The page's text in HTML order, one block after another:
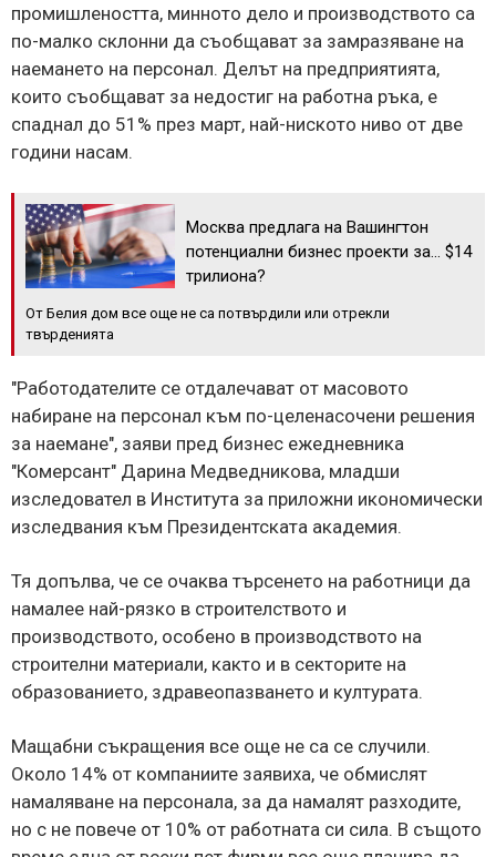
промишлеността, минното дело и производството са
по-малко склонни да съобщават за замразяване на
наемането на персонал. Делът на предприятията,
които съобщават за недостиг на работна ръка, е
спаднал до 51% през март, най-ниското ниво от две
години насам.
Москва предлага на Вашингтон
потенциални бизнес проекти за... $14
трилиона?
От Белия дом все още не са потвърдили или отрекли
твърденията
"Работодателите се отдалечават от масовото
набиране на персонал към по-целенасочени решения
за наемане", заяви пред бизнес ежедневника
"Комерсант" Дарина Медведникова, младши
изследовател в Института за приложни икономически
изследвания към Президентската академия.
Тя допълва, че се очаква търсенето на работници да
намалее най-рязко в строителството и
производството, особено в производството на
строителни материали, както и в секторите на
образованието, здравеопазването и културата.
Мащабни съкращения все още не са се случили.
Около 14% от компаниите заявиха, че обмислят
намаляване на персонала, за да намалят разходите,
но с не повече от 10% от работната си сила. В същото